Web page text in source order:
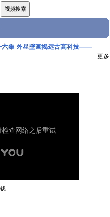
六集 外星壁画揭远古高科技——
更多
: